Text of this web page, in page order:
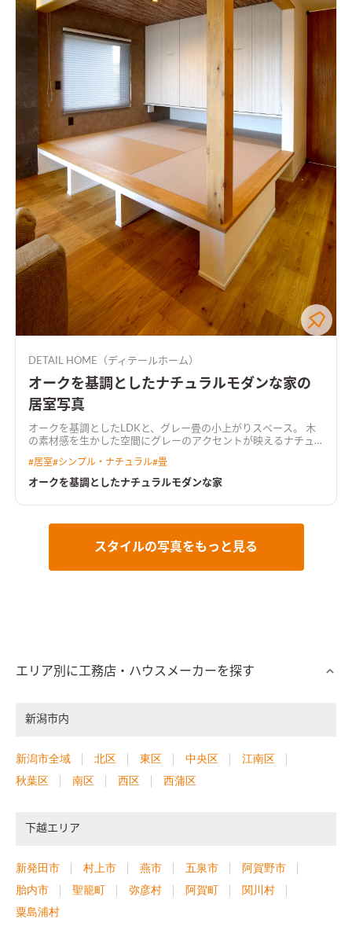
DETAIL HOME（ディテールホーム）
オークを基調としたナチュラルモダンな家の
居室写真
オークを基調としたLDKと、グレー畳の小上がりスペース。 木
の素材感を生かした空間にグレーのアクセントが映えるナチュ
#居室#シンプル・ナチュラル#畳
オークを基調としたナチュラルモダンな家
スタイルの写真をもっと見る
エリア別に工務店・ハウスメーカーを探す
新潟市内
新潟市全域 北区 東区 中央区
江南区
秋葉区
南区 西区 西蒲区
下越エリア
新発田市 村上市 燕市 五泉市
阿賀野市
胎内市
聖籠町 弥彦村 阿賀町
関川村
粟島浦村